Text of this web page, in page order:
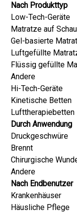
Nach Produkttyp
Low-Tech-Geräte
Matratze auf
Gel-basierte
Luftgefüllte
Flüssig gefüllte
Andere
Hi-Tech-Geräte
Kinetische Betten
Lufttherapiebetten
Durch Anwendung
Druckgeschwüre
Brennt
Chirurgische
Andere
Nach Endbenutzer
Krankenhäuser
Häusliche Pflege